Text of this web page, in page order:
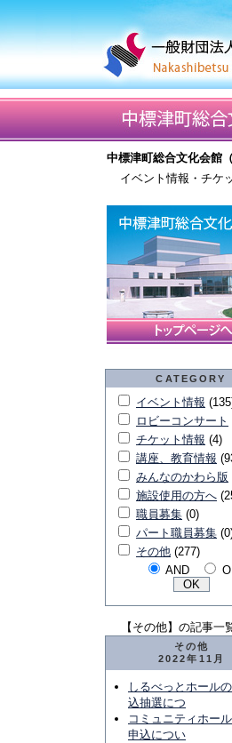
中標津町総合文化会館
イベント情報・チケ
CATEGORY
イベント情報
ロビーコンサート
チケット情報 (4)
講座、教育情報
みんなのかわら版
施設使用の方へ
職員募集 (0)
パート職員募集
その他 (277)
AND
【その他】の記事一
その他
2022年11月
しるべっとホール
込抽選につ
コミュニティホー
申込につい